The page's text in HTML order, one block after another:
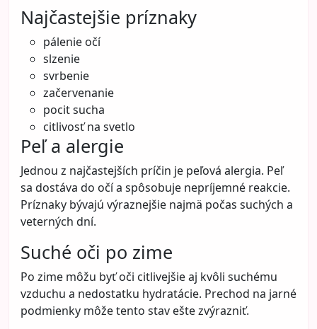
Najčastejšie príznaky
pálenie očí
slzenie
svrbenie
začervenanie
pocit sucha
citlivosť na svetlo
Peľ a alergie
Jednou z najčastejších príčin je peľová alergia. Peľ
sa dostáva do očí a spôsobuje nepríjemné reakcie.
Príznaky bývajú výraznejšie najmä počas suchých a
veterných dní.
Suché oči po zime
Po zime môžu byť oči citlivejšie aj kvôli suchému
vzduchu a nedostatku hydratácie. Prechod na jarné
podmienky môže tento stav ešte zvýrazniť.